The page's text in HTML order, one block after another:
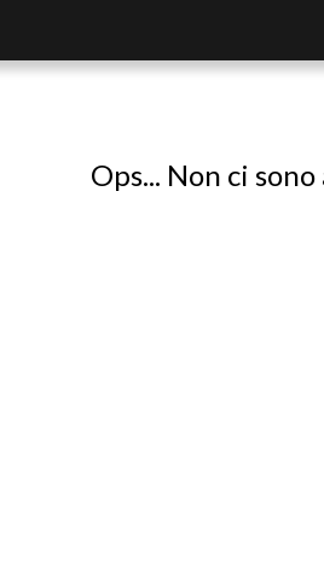
Ops... Non ci